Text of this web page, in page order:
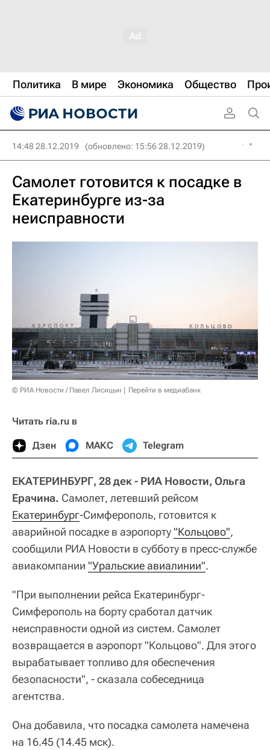
Политика В мире Экономика Общество
14:48 28.12.2019 (обновлено: 15:56 28.12.2019)
Самолет готовится к посадке в
Екатеринбурге из-за
неисправности
© РИА Новости / Павел Лисицын Перейти в медиабанк
Читать ria.ru в
Дзен МАКС Telegram
ЕКАТЕРИНБУРГ, 28 дек - РИА Новости, Ольга
Ерачина. Самолет, летевший рейсом
Екатеринбург-Симферополь, готовится к
аварийной посадке в аэропорту"Кольцово",
сообщили РИА Новости в субботу в пресс-службе
авиакомпании "Уральские авиалинии".
"При выполнении рейса Екатеринбург-
Симферополь на борту сработал датчик
неисправности одной из систем. Самолет
возвращается в аэропорт "Кольцово". Для этого
вырабатывает топливо для обеспечения
безопасности", - сказала собеседница
агентства.
Она добавила, что посадка самолета намечена
на 16.45 (14.45 мск).